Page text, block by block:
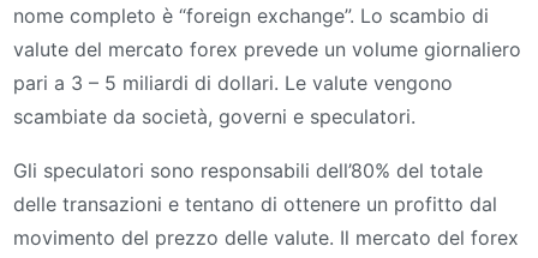
nome completo è “foreign exchange”. Lo scambio di
valute del mercato forex prevede un volume giornaliero
pari a 3 – 5 miliardi di dollari. Le valute vengono
scambiate da società, governi e speculatori.
Gli speculatori sono responsabili dell’80% del totale
delle transazioni e tentano di ottenere un profitto dal
movimento del prezzo delle valute. Il mercato del forex